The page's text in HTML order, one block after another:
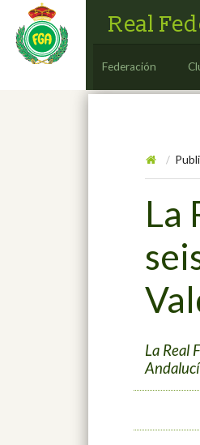
Real
Federación
/
La
La Real